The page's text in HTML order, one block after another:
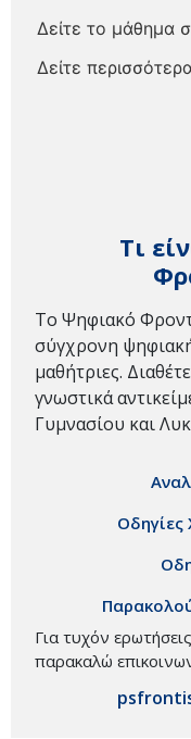
Τι
Το Ψηφιακό
σύγχρονη
μαθήτριες.
γνωστικά
Γυμνασίου και
Οδηγίες
Για τυχόν
παρακαλώ
Δείτε το μάθημα
Δείτε